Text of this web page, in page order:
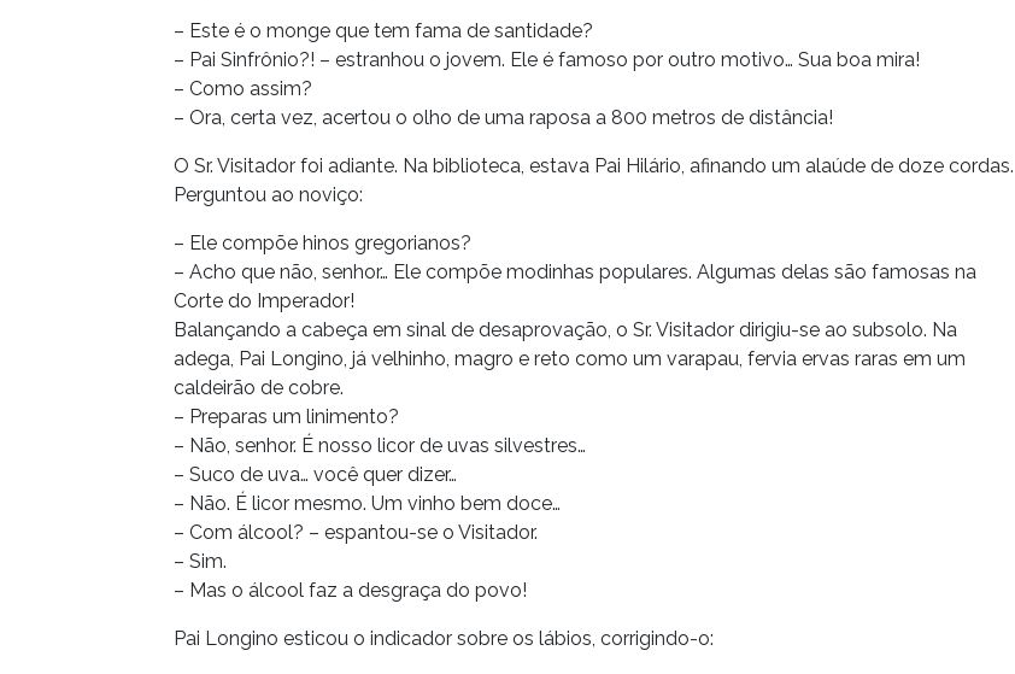
– Este é o monge que tem fama de santidade?
– Pai Sinfrônio?! – estranhou o jovem. Ele é famoso por outro motivo… Sua boa mira!
– Como assim?
– Ora, certa vez, acertou o olho de uma raposa a 800 metros de distância!
O Sr. Visitador foi adiante. Na biblioteca, estava Pai Hilário, afinando um alaúde de doze cordas.
Perguntou ao noviço:
– Ele compõe hinos gregorianos?
– Acho que não, senhor… Ele compõe modinhas populares. Algumas delas são famosas na
Corte do Imperador!
Balançando a cabeça em sinal de desaprovação, o Sr. Visitador dirigiu-se ao subsolo. Na
adega, Pai Longino, já velhinho, magro e reto como um varapau, fervia ervas raras em um
caldeirão de cobre.
– Preparas um linimento?
– Não, senhor. É nosso licor de uvas silvestres…
– Suco de uva… você quer dizer…
– Não. É licor mesmo. Um vinho bem doce…
– Com álcool? – espantou-se o Visitador.
– Sim.
– Mas o álcool faz a desgraça do povo!
Pai Longino esticou o indicador sobre os lábios, corrigindo-o: